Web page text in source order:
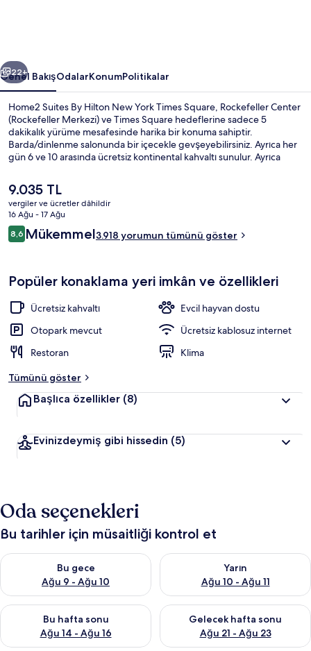
için
fotoğraf
galerisi
Sonraki
22+
Genel BakışOdalarKonumPolitikalar
Home2 Suites By Hilton New York Times Square, Rockefeller Center
(Rockefeller Merkezi) ve Times Square hedeflerine sadece 5
dakikalık yürüme mesafesinde harika bir konuma sahiptir.
Barda/dinlenme salonunda bir içecekle gevşeyebilirsiniz. Ayrıca her
gün 6 ve 10 arasında ücretsiz kontinental kahvaltı sunulur. Ayrıca
mesafesindedir. Misafirler yardıma hazır personel ve merkezi konum
ile ilgili harika yorumlarda bulunuyor. Konaklama yerinden toplu
taşımaya kısa bir yürüyüşle ulaşabilir, 49th St. İstasyonu yakındır ve
47 - 50 Sts - Rockefeller Center İstasyonu 3 dakikalık yürüme
mesafesindedir.
Şu
anki
fiyat
9.035 TL
9.035 TL
vergiler ve ücretler dâhildir
16 Ağu - 17 Ağu
Yorumlar
8,68,6/10
Mükemmel3.918 yorumun tümünü göster
Popüler konaklama yeri imkân ve özellikleri
Ücretsiz kahvaltı
Evcil hayvan dostu
Otopark mevcut
Ücretsiz kablosuz internet
Restoran
Klima
Tümünü göster
Başlıca özellikler (8)
Evinizdeymiş gibi hissedin (5)
Oda seçenekleri
Bu tarihler için müsaitliği kontrol et
Bu gece
Ağu 9 - Ağu 10
Bu gece için müsaitliği kontrol et Ağu 9 - Ağu 10
Yarın
Ağu 10 - Ağu 11
Yarın için müsaitliği kontrol et
Bu hafta sonu
Ağu 14 - Ağu 16
Bu hafta sonu için müsaitliği kontrol et Ağu 14 - Ağu 16
Gelecek hafta sonu
Ağu 21 - Ağu 23
Önümüzdeki hafta sonu için